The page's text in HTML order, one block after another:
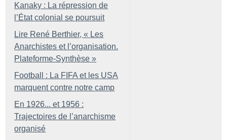
Kanaky : La répression de
l’État colonial se poursuit
Lire René Berthier, « Les
Anarchistes et l’organisation.
Plateforme-Synthèse »
Football : La FIFA et les USA
marquent contre notre camp
En 1926... et 1956 :
Trajectoires de l’anarchisme
organisé